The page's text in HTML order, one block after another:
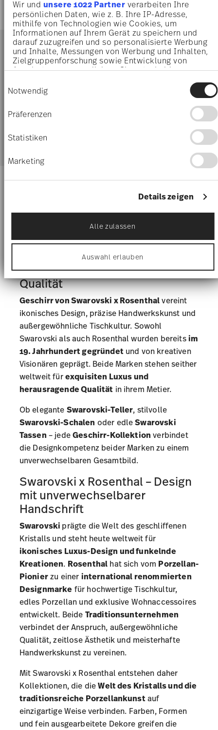
Wir und unsere 1022 Partnerverarbeiten Ihre
persönlichen Daten, wie z. B. Ihre IP-Adresse,
mithilfe von Technologien wie Cookies, um
Informationen auf Ihrem Gerät zu speichern und
darauf zuzugreifen und so personalisierte Werbung
und Inhalte, Messungen von Werbung und Inhalten,
Zielgruppenforschung sowie Entwicklung von
Angeboten zu ermöglichen. Sie entscheiden
Sie können Ihre Einwilligung jederzeit über die
Cookie-Erklärung oder durch Klicken auf das
Privacy Trigger Symbol ändern oder widerrufen
Informationen über Ihre geografische Lage
erfassen, welche bis auf einige Meter genau sein
Ihr Gerät durch aktives Scannen nach
identifizieren
Erfahren Sie mehr darüber, wie Ihre persönlichen
Daten verarbeitet werden, und legen Sie Ihre
Präferenzen imAbschnitt Einzelheitenfest.
Wir verwenden Cookies, um Inhalte und Anzeigen zu
personalisieren, Funktionen für soziale Medien
Website zu analysieren. Außerdem geben wir
Informationen zu Ihrer Verwendung unserer Website
an unsere Partner für soziale Medien, Werbung und
Analysen weiter. Unsere Partner führen diese
Informationen möglicherweise mit weiteren Daten
zusammen, die Sie ihnen bereitgestellt haben oder
die sie im Rahmen Ihrer Nutzung der Dienste
gesammelt haben.
Notwendig
Präferenzen
Statistiken
Marketing
Details zeigen
Alle zulassen
Auswahl erlauben
Sie haben sich 24 von 165 Produkten angesehen
Swarovski x Rosenthal: Luxus-
Geschirr in bewährter Marken-
Qualität
Geschirr von Swarovski x Rosenthalvereint
ikonisches Design, präzise Handwerkskunst und
außergewöhnliche Tischkultur. Sowohl
Swarovski als auch Rosenthal wurden bereitsim
19. Jahrhundert gegründetund von kreativen
Visionären geprägt. Beide Marken stehen seither
weltweit fürexquisiten Luxus und
herausragende Qualität in ihrem Metier.
Ob elegante Swarovski-Teller, stilvolle
Swarovski-Schalen oder edleSwarovski
Tassen – jedeGeschirr-Kollektion verbindet
die Designkompetenz beider Marken zu einem
unverwechselbaren Gesamtbild.
Swarovski x Rosenthal – Design
mit unverwechselbarer
Handschrift
Swarovski prägte die Welt des geschliffenen
Kristalls und steht heute weltweit für
ikonisches Luxus-Design und funkelnde
Kreationen. Rosenthal hat sich vom Porzellan-
Pionierzu einer international renommierten
Designmarke für hochwertige Tischkultur,
edles Porzellan und exklusive Wohnaccessoires
entwickelt. Beide Traditionsunternehmen
verbindet der Anspruch, außergewöhnliche
Qualität, zeitlose Ästhetik und meisterhafte
Handwerkskunst zu vereinen.
Mit Swarovski x Rosenthal entstehen daher
Kollektionen, die dieWelt des Kristalls und die
traditionsreiche Porzellankunstauf
einzigartige Weise verbinden. Farben, Formen
und fein ausgearbeitete Dekore greifen die